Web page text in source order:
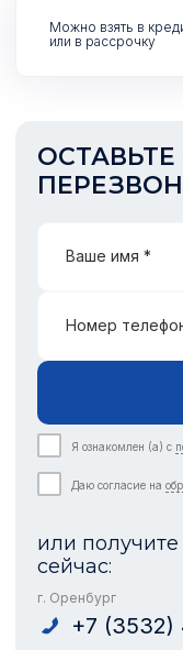
Можно взять в
или в рассрочку
Ваше имя *
Номер
Я ознакомлен (а) с
Даю согласие на
или
сейчас:
г. Оренбург
+7 (3532)